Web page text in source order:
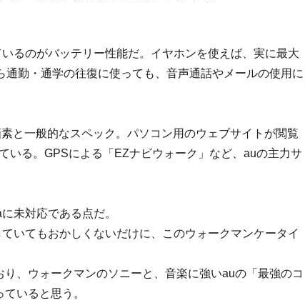
るのがバッテリー性能だ。イヤホンを使えば、実に最大
勤・通学の往復に使っても、音声通話やメールの使用に
と一般的なスペック。パソコン用のウェブサイトが閲覧
いる。GPSによる「EZナビウォーク」など、auの主力サ
未対応である点だ。
いてもおかしくないだけに、このウォークマンケータイ
、ウォークマンのソニーと、音楽に強いauの「最強のコ
いると思う。